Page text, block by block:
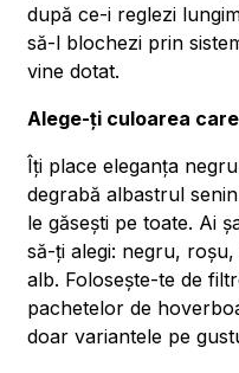
după ce-i reglezi
să-l blochezi prin
vine dotat.
Alege-ți culoarea
Îți place eleganța
degrabă albastrul
le găsești pe toate. Ai
să-ți alegi: negru,
alb. Folosește-te de
pachetelor de
doar variantele pe